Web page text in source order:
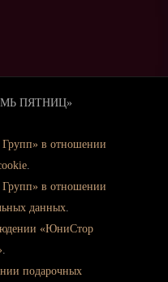
ПЯТНИЦ»
в отношении
.
в отношении
данных
«ЮниСтор
подарочных